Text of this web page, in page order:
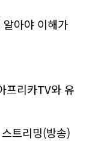
아야 이해가
프리카TV와 유
트리밍(방송)